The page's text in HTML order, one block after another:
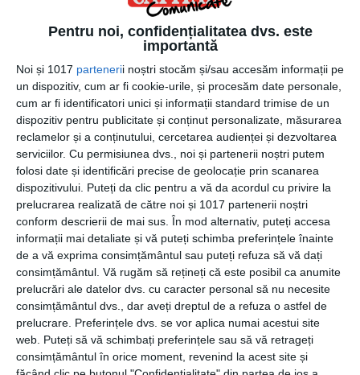
Pentru noi, confidențialitatea dvs. este
importantă
Noi și 1017 partenerii noștri stocăm și/sau accesăm informații pe
un dispozitiv, cum ar fi cookie-urile, și procesăm date personale,
cum ar fi identificatori unici și informații standard trimise de un
dispozitiv pentru publicitate și conținut personalizate, măsurarea
reclamelor și a conținutului, cercetarea audienței și dezvoltarea
serviciilor. Cu permisiunea dvs., noi și partenerii noștri putem
folosi date și identificări precise de geolocație prin scanarea
dispozitivului. Puteți da clic pentru a vă da acordul cu privire la
prelucrarea realizată de către noi și 1017 partenerii noștri
conform descrierii de mai sus. În mod alternativ, puteți accesa
informații mai detaliate și vă puteți schimba preferințele înainte
de a vă exprima consimțământul sau puteți refuza să vă dați
consimțământul. Vă rugăm să rețineți că este posibil ca anumite
prelucrări ale datelor dvs. cu caracter personal să nu necesite
consimțământul dvs., dar aveți dreptul de a refuza o astfel de
prelucrare. Preferințele dvs. se vor aplica numai acestui site
web. Puteți să vă schimbați preferințele sau să vă retrageți
consimțământul în orice moment, revenind la acest site și
bateriile din inox pentru baie fiind printre cele mai
populare produse din oferta Kelpi.ro .
3. Tipul de comandă
Există baterii de
tip monocomandă și baterii cu dublă comandă. Cele
monocomandă sunt mai moderne și permit reglarea
temperaturii apei prin deplasarea ușoară a manetei.
Cele cu comandă dublă sunt cele clasice, prevăzute cu
doi robineți, unde reglarea temperaturii se face prin
mișcarea ambelor comenzi. Mult mai practice sunt,
evident, bateriile sanitare monocomandă, însă, dacă îți
plac lucrurile convenționale și robuste, poți opta pentru
varianta cu doi robineți.
4. Tipul de montaj al bateriei